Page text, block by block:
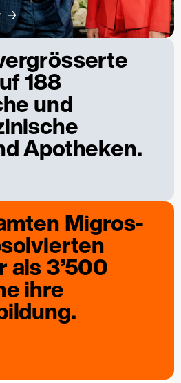
188
und
Apotheken.
Migros-
als 3’500
ihre